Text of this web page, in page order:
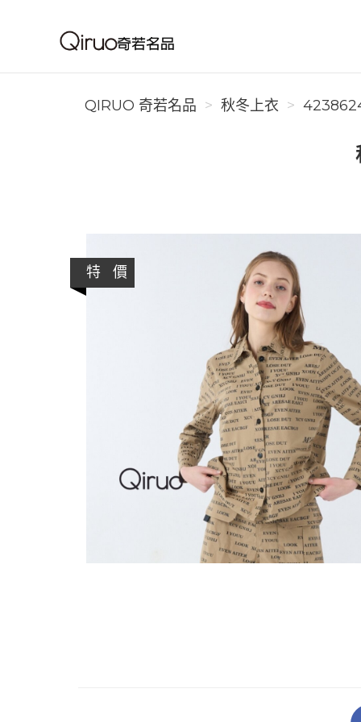
Qiruo 奇若名品
QIRUO 奇若名品
秋冬上衣
特 價